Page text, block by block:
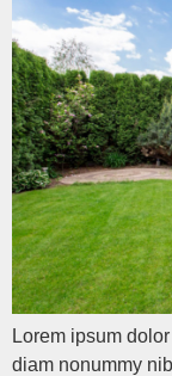
Lorem ipsum
diam nonummy